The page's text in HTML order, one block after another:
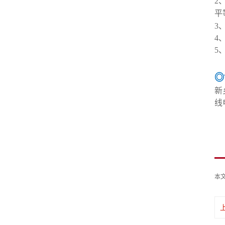
平
3
4
5
◎
新
线
本